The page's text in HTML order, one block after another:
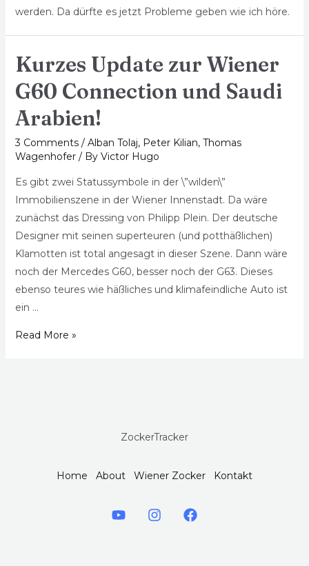
werden. Da dürfte es jetzt Probleme geben wie ich höre.
Kurzes Update zur Wiener
G60 Connection und Saudi
Arabien!
3 Comments / Alban Tolaj, Peter Kilian, Thomas
Wagenhofer/ By Victor Hugo
Es gibt zwei Statussymbole in der \”wilden\”
Immobilienszene in der Wiener Innenstadt. Da wäre
zunächst das Dressing von Philipp Plein. Der deutsche
Designer mit seinen superteuren (und potthäßlichen)
Klamotten ist total angesagt in dieser Szene. Dann wäre
noch der Mercedes G60, besser noch der G63. Dieses
ebenso teures wie häßliches und klimafeindliche Auto ist
ein …
Read More »
ZockerTracker
Home About Wiener Zocker Kontakt